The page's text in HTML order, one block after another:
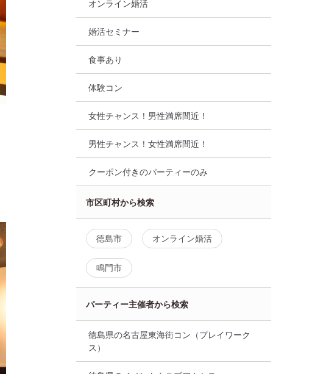
オンライン婚活
婚活セミナー
食事あり
体験コン
女性チャンス！男性満席間近！
男性チャンス！女性満席間近！
クーポン付きのパーティーのみ
市区町村から検索
徳島市 オンライン婚活
鳴門市
パーティー主催者から検索
徳島県の名古屋東海街コン（プレイワーク
ス）